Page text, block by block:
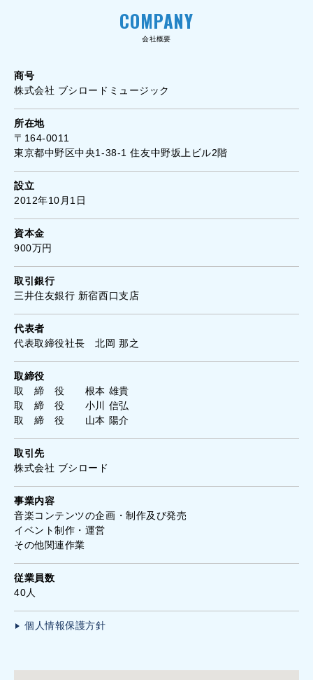
COMPANY
会社概要
商号
株式会社 ブシロードミュージック
所在地
〒164-0011
東京都中野区中央1-38-1 住友中野坂上ビル2階
設立
2012年10月1日
資本金
900万円
取引銀行
三井住友銀行 新宿西口支店
代表者
代表取締役社長 北岡 那之
取締役
取 締 役 根本 雄貴
取 締 役 小川 信弘
取 締 役 山本 陽介
取引先
株式会社 ブシロード
事業内容
音楽コンテンツの企画・制作及び発売
イベント制作・運営
その他関連作業
従業員数
40人
個人情報保護方針